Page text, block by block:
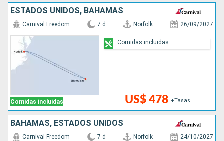
ESTADOS UNIDOS, BAHAMAS
Comidas incluidas
Carnival Freedom 7 d Norfolk 26/09/2027
US$ 478 +Tasas
Comidas incluidas
BAHAMAS, ESTADOS UNIDOS
Carnival Freedom 7 d Norfolk 24/10/2027